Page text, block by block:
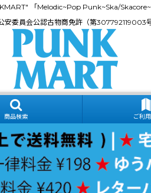
「Melodic~Pop Punk~Ska/
安委員会公認古物商免許（第307792119003
商品検索 ご利